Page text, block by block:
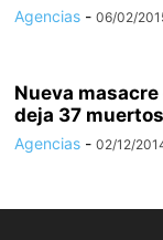
Agencias - 06/02/
Nueva
deja 37
Agencias - 02/12/